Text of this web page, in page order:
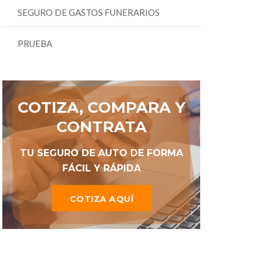
SEGURO DE GASTOS FUNERARIOS
PRUEBA
COTIZA, COMPARA Y
CONTRATA
TU SEGURO DE AUTO DE FORMA
FÁCIL Y RÁPIDA
COTIZA AQUÍ